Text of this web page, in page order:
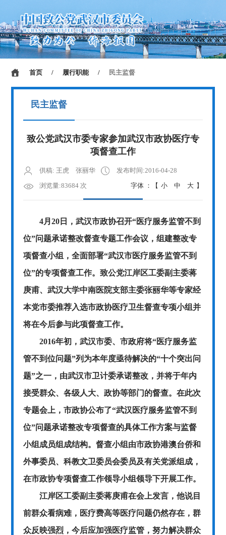
首页 / 履行职能 / 民主监督
民主监督
致公党武汉市委专家参加武汉市政协医疗专
项督查工作
供稿: 王虎 张丽华
发布时间:2016-04-28
浏览量:83684 次
字体 ：【 小 中 大 】
4月20日，武汉市政协召开“医疗服务监管不到
位”问题承诺整改督查专题工作会议，组建整改专
项督查小组，全面部署“武汉市医疗服务监管不到
位”的专项督查工作。致公党江岸区工委副主委蒋
庚甫、武汉大学中南医院支部主委张丽华等专家经
本党市委推荐入选市政协医疗卫生督查专项小组并
将在今后参与此项督查工作。
2016年初，武汉市委、市政府将“医疗服务监
管不到位问题”列为本年度亟待解决的“十个突出问
题”之一，由武汉市卫计委承诺整改，并将于年内
接受群众、各级人大、政协等部门的督查。在此次
专题会上，市政协公布了“武汉医疗服务监管不到
位”问题承诺整改专项督查的具体工作方案与监督
小组成员组成结构。督查小组由市政协港澳台侨和
外事委员、科教文卫委员会委员及有关党派组成，
在市政协专项督查工作领导小组领导下开展工作。
江岸区工委副主委蒋庚甫在会上发言，他说目
前群众看病难，医疗费高等医疗问题仍然存在，群
众反映强烈，今后应加强医疗监管，努力解决群众